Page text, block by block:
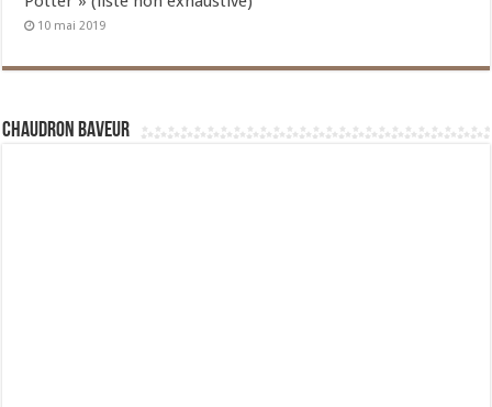
10 mai 2019
Chaudron Baveur